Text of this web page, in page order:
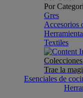
Por
Gres
Accesorios
Textiles
Trae la
Esenciales de